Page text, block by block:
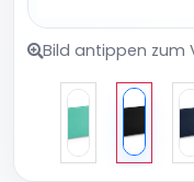
Bild antippen zum